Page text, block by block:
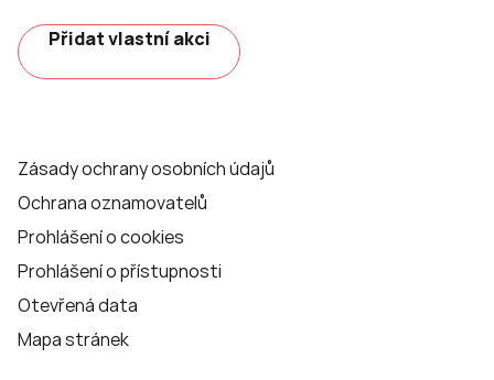
Přidat vlastní akci
Zásady ochrany osobních údajů
Ochrana oznamovatelů
Prohlášení o cookies
Prohlášení o přístupnosti
Otevřená data
Mapa stránek